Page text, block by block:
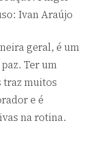
Ivan Araújo
geral, é um
Ter um
traz muitos
e é
na rotina.